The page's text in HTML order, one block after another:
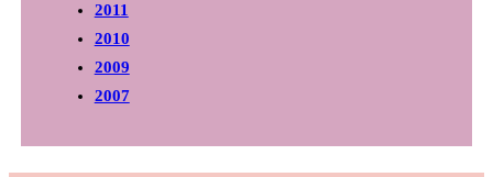
2011
2010
2009
2007